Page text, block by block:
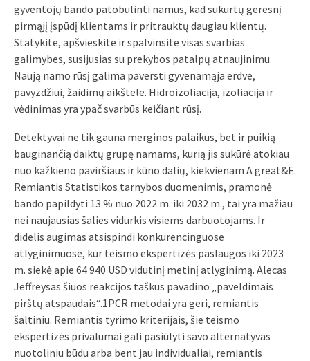
gyventojų bando patobulinti namus, kad sukurtų geresnį
pirmąjį įspūdį klientams ir pritrauktų daugiau klientų.
Statykite, apšvieskite ir spalvinsite visas svarbias
galimybes, susijusias su prekybos patalpų atnaujinimu.
Naują namo rūsį galima paversti gyvenamąja erdve,
pavyzdžiui, žaidimų aikštele. Hidroizoliacija, izoliacija ir
vėdinimas yra ypač svarbūs keičiant rūsį.
Detektyvai ne tik gauna merginos palaikus, bet ir puikią
bauginančią daiktų grupę namams, kurią jis sukūrė atokiau
nuo kažkieno paviršiaus ir kūno dalių, kiekvienam A great&E.
Remiantis Statistikos tarnybos duomenimis, pramonė
bando papildyti 13 % nuo 2022 m. iki 2032 m., tai yra mažiau
nei naujausias šalies vidurkis visiems darbuotojams. Ir
didelis augimas atsispindi konkurencinguose
atlyginimuose, kur teismo ekspertizės paslaugos iki 2023
m. siekė apie 64 940 USD vidutinį metinį atlyginimą. Alecas
Jeffreysas šiuos reakcijos taškus pavadino „paveldimais
pirštų atspaudais“.1PCR metodai yra geri, remiantis
šaltiniu. Remiantis tyrimo kriterijais, šie teismo
ekspertizės privalumai gali pasiūlyti savo alternatyvas
nuotoliniu būdu arba bent jau individualiai, remiantis